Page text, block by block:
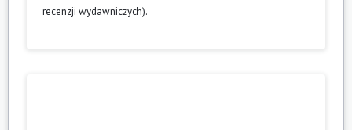
recenzji wydawniczych).